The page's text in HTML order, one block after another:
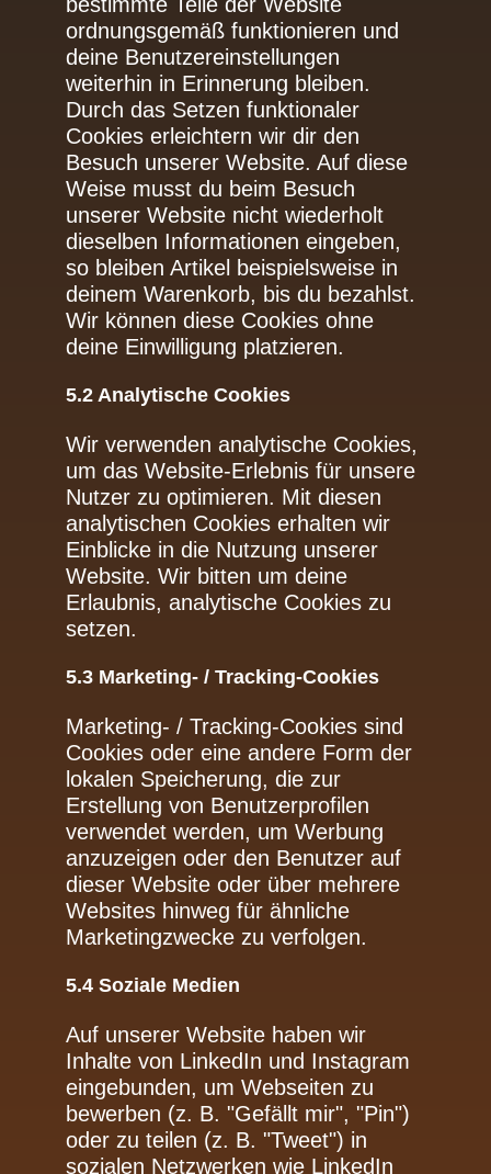
bestimmte Teile der Website
ordnungsgemäß funktionieren und
deine Benutzereinstellungen
weiterhin in Erinnerung bleiben.
Durch das Setzen funktionaler
Cookies erleichtern wir dir den
Besuch unserer Website. Auf diese
Weise musst du beim Besuch
unserer Website nicht wiederholt
dieselben Informationen eingeben,
so bleiben Artikel beispielsweise in
deinem Warenkorb, bis du bezahlst.
Wir können diese Cookies ohne
deine Einwilligung platzieren.
5.2 Analytische Cookies
Wir verwenden analytische Cookies,
um das Website-Erlebnis für unsere
Nutzer zu optimieren. Mit diesen
analytischen Cookies erhalten wir
Einblicke in die Nutzung unserer
Website. Wir bitten um deine
Erlaubnis, analytische Cookies zu
setzen.
5.3 Marketing- / Tracking-Cookies
Marketing- / Tracking-Cookies sind
Cookies oder eine andere Form der
lokalen Speicherung, die zur
Erstellung von Benutzerprofilen
verwendet werden, um Werbung
anzuzeigen oder den Benutzer auf
dieser Website oder über mehrere
Websites hinweg für ähnliche
Marketingzwecke zu verfolgen.
5.4 Soziale Medien
Auf unserer Website haben wir
Inhalte von LinkedIn und Instagram
eingebunden, um Webseiten zu
bewerben (z. B. "Gefällt mir", "Pin")
oder zu teilen (z. B. "Tweet") in
sozialen Netzwerken wie LinkedIn